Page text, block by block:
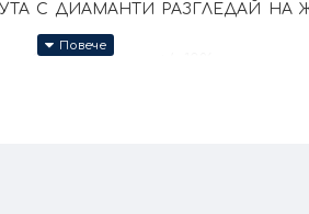
С ДИАМАНТИ РАЗГЛЕДАЙ НА
ръчно +/- 10% според